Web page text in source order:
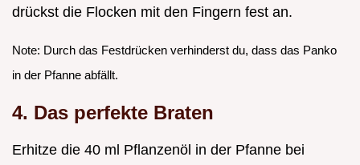
drückst die Flocken mit den Fingern fest an.
Note: Durch das Festdrücken verhinderst du, dass das Panko
in der Pfanne abfällt.
4. Das perfekte Braten
Erhitze die 40 ml Pflanzenöl in der Pfanne bei